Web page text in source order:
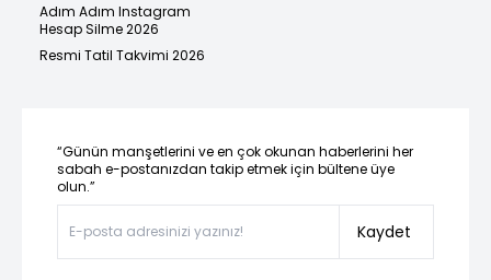
Adım Adım Instagram
Hesap Silme 2026
Resmi Tatil Takvimi 2026
“Günün manşetlerini ve en çok okunan haberlerini her
sabah e-postanızdan takip etmek için bültene üye
olun.”
Kaydet